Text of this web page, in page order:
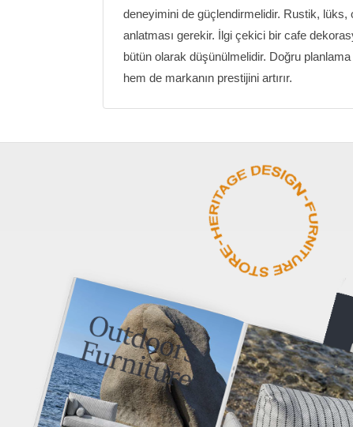
deneyimini de güçlendirmelidir. Rustik,
anlatması gerekir. İlgi çekici bir cafe
bütün olarak düşünülmelidir. Doğru
hem de markanın prestijini artırır.